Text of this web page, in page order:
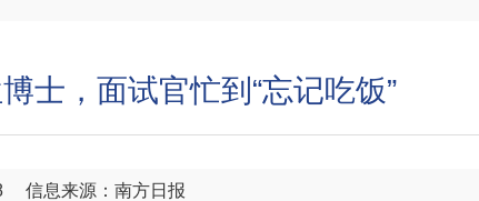
士，面试官忙到“忘记吃饭”
信息来源：南方日报